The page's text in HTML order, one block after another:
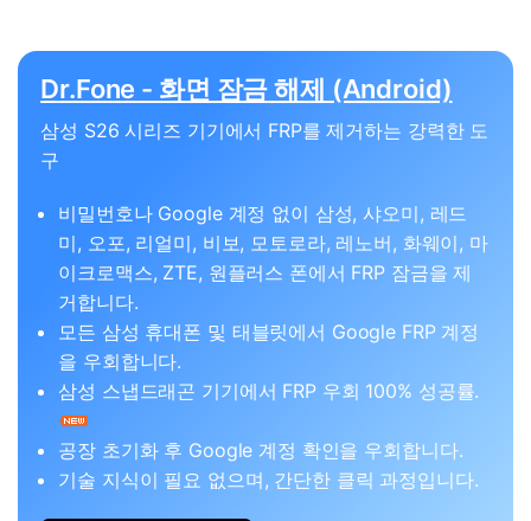
Dr.Fone - 화면 잠금 해제 (Android)
삼성 S26 시리즈 기기에서 FRP를 제거하는 강력한 도
구
비밀번호나 Google 계정 없이 삼성, 샤오미, 레드
미, 오포, 리얼미, 비보, 모토로라, 레노버, 화웨이, 마
이크로맥스, ZTE, 원플러스 폰에서 FRP 잠금을 제
거합니다.
모든 삼성 휴대폰 및 태블릿에서 Google FRP 계정
을 우회합니다.
삼성 스냅드래곤 기기에서 FRP 우회 100% 성공률.
공장 초기화 후 Google 계정 확인을 우회합니다.
기술 지식이 필요 없으며, 간단한 클릭 과정입니다.